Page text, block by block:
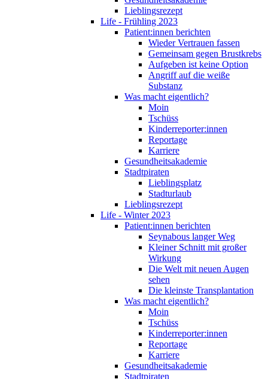
Lieblingsrezept
Life - Frühling 2023
Patient:innen berichten
Wieder Vertrauen fassen
Gemeinsam gegen Brustkrebs
Aufgeben ist keine Option
Angriff auf die weiße
Substanz
Was macht eigentlich?
Moin
Tschüss
Kinderreporter:innen
Reportage
Karriere
Gesundheitsakademie
Stadtpiraten
Lieblingsplatz
Stadturlaub
Lieblingsrezept
Life - Winter 2023
Patient:innen berichten
Seynabous langer Weg
Kleiner Schnitt mit großer
Wirkung
Die Welt mit neuen Augen
sehen
Die kleinste Transplantation
Was macht eigentlich?
Moin
Tschüss
Kinderreporter:innen
Reportage
Karriere
Gesundheitsakademie
Stadtpiraten